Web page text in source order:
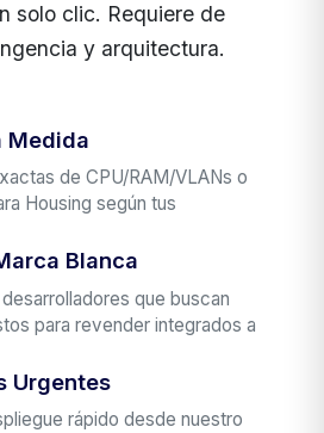
solo clic. Requiere de
y arquitectura.
Medida
de CPU/RAM/VLANs o
Housing según tus
Blanca
que buscan
para revender integrados a
Urgentes
rápido desde nuestro